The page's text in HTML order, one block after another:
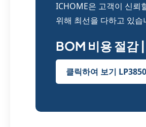
ICHOME은 고객이 신뢰
위해 최선을 다하고 있습
BOM 비용 절감
클릭하여 보기